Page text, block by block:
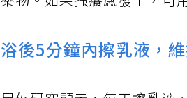
藥物。如果搔癢感發生，可
浴後5分鐘內擦乳液，